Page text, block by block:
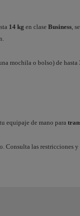
14 kg en clase Business,
mochila o bolso) de hasta
equipaje de mano para
Consulta las restricciones